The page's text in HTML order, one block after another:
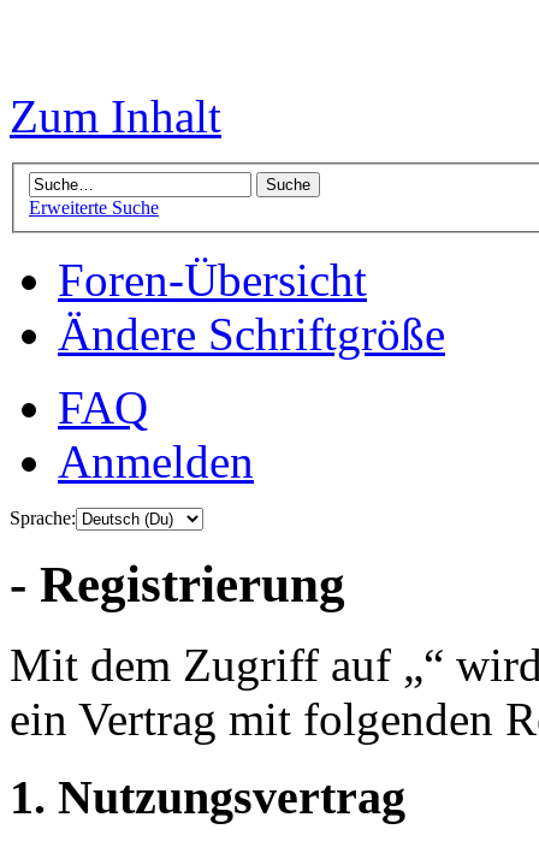
Zum Inhalt
Erweiterte Suche
Foren-Übersicht
Ändere Schriftgröße
FAQ
Anmelden
Sprache:
- Registrierung
Mit dem Zugriff auf „“
ein Vertrag mit folgenden
1. Nutzungsvertrag